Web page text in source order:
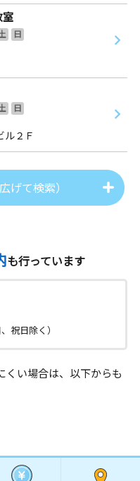
室
日
日
２Ｆ
げて検索）
も行っています
祝日除く）
くい場合は、以下からも